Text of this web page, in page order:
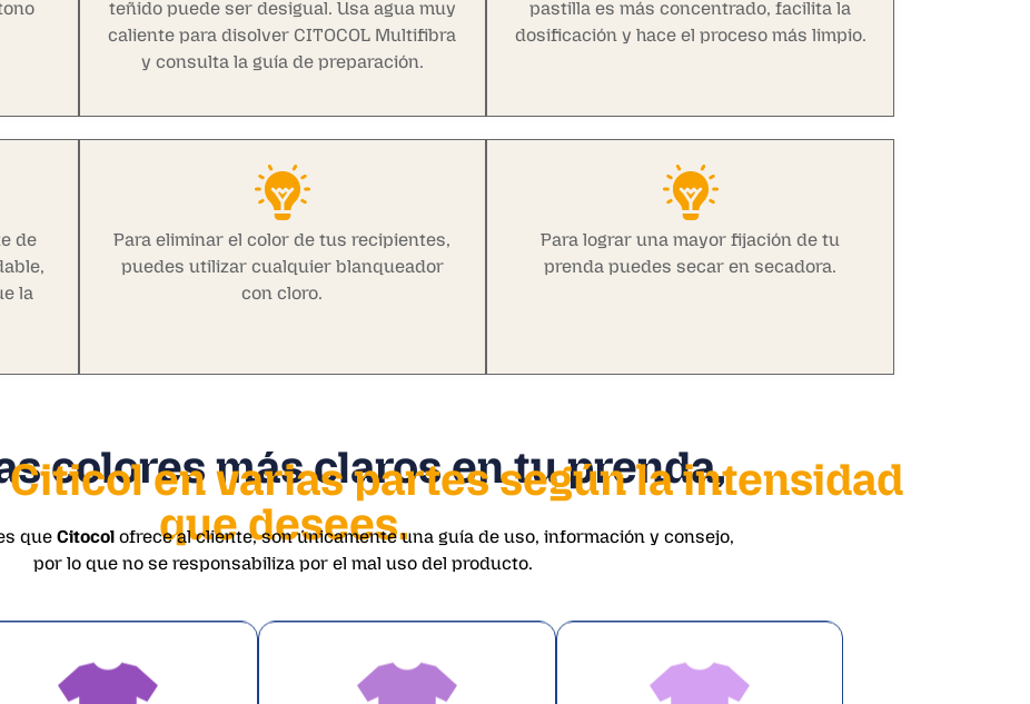
teñido puede ser desigual. Usa agua muy
caliente para disolver CITOCOL Multifibra
y consulta la guía de preparación.
pastilla es más concentrado, facilita la
dosificación y hace el proceso más limpio.
de
la
Para eliminar el color de tus recipientes,
puedes utilizar cualquier blanqueador
con cloro.
Para lograr una mayor fijación de tu
prenda puedes secar en secadora.
colores más claros en tu prenda,
en varias partes según la intensidad
que desees.
que Citocol ofrece al cliente, son únicamente una guía de uso, información y consejo,
por lo que no se responsabiliza por el mal uso del producto.